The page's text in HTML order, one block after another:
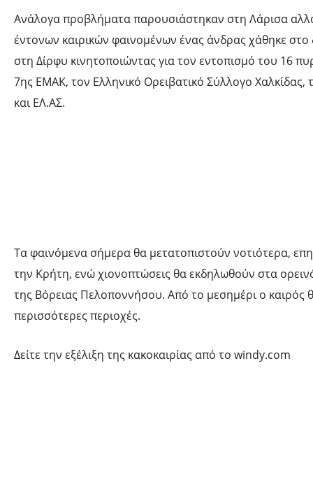
Ανάλογα προβλήματα παρουσιάστηκαν στη Λάρισα αλλά
έντονων καιρικών φαινομένων ένας άνδρας χάθηκε στο
στη Δίρφυ κινητοποιώντας για τον εντοπισμό του 16
7ης ΕΜΑΚ, τον Ελληνικό Ορειβατικό Σύλλογο
και ΕΛ.ΑΣ.
Τα φαινόμενα σήμερα θα μετατοπιστούν νοτιότερα,
την Κρήτη, ενώ χιονοπτώσεις θα εκδηλωθούν στα
της Βόρειας Πελοποννήσου. Από το μεσημέρι ο καιρός
περισσότερες περιοχές.
Δείτε την εξέλιξη της κακοκαιρίας από το windy.com